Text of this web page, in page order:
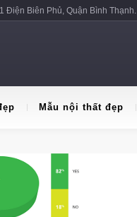
Điện Biên Phủ, Quận Bình Thạnh.
Mẫu nội thất đẹp